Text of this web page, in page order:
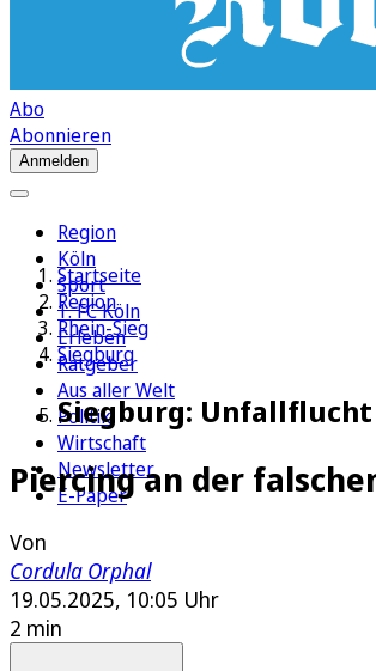
Abo
Abonnieren
Anmelden
Region
Köln
Sport
1. FC Köln
Erleben
Ratgeber
Aus aller Welt
Politik
Wirtschaft
Newsletter
E-Paper
Startseite
Region
Rhein-Sieg
Siegburg
Siegburg:
Piercing an der
Von
Cordula Orphal
19.05.2025, 10:05 Uhr
2 min